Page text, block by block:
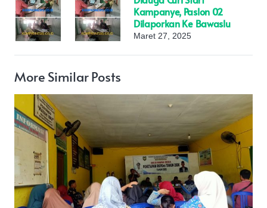
Kampanye, Paslon 02
Dilaporkan Ke Bawaslu
Maret 27, 2025
More Similar Posts